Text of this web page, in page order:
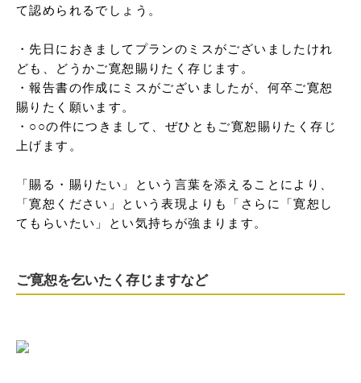
て認められるでしょう。
・先日におきましてプランのミスがございましたけれ
ども、どうかご寛恕賜りたく存じます。
・報告書の作成にミスがございましたが、何卒ご寛恕
賜りたく願います。
・○○の件につきまして、ぜひともご寛恕賜りたく存じ
上げます。
「賜る・賜りたい」という言葉を添えることにより、
「寛恕ください」という表現よりも「さらに「寛恕し
てもらいたい」とい気持ちが強まります。
ご寛恕を乞いたく存じますなど